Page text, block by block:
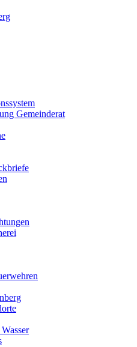
Gemeinderat